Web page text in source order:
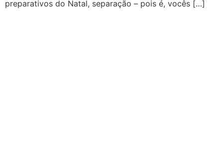
preparativos do Natal, separação – pois é, vocês […]